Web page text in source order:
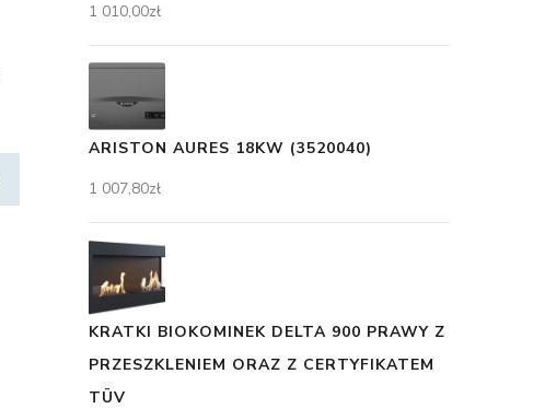
1 010,00zł
ARISTON AURES 18KW (3520040)
1 007,80zł
KRATKI BIOKOMINEK DELTA 900 PRAWY Z
PRZESZKLENIEM ORAZ Z CERTYFIKATEM
TÜV